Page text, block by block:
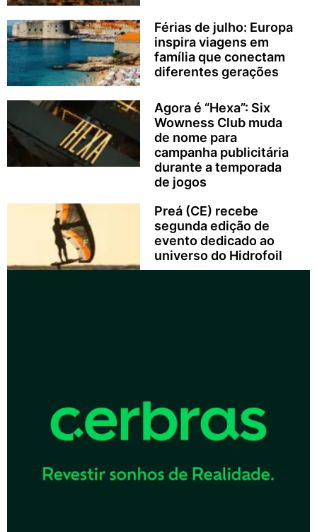
Férias de julho: Europa
inspira viagens em
família que conectam
diferentes gerações
Agora é “Hexa”: Six
Wowness Club muda
de nome para
campanha publicitária
durante a temporada
de jogos
Preá (CE) recebe
segunda edição de
evento dedicado ao
universo do Hidrofoil